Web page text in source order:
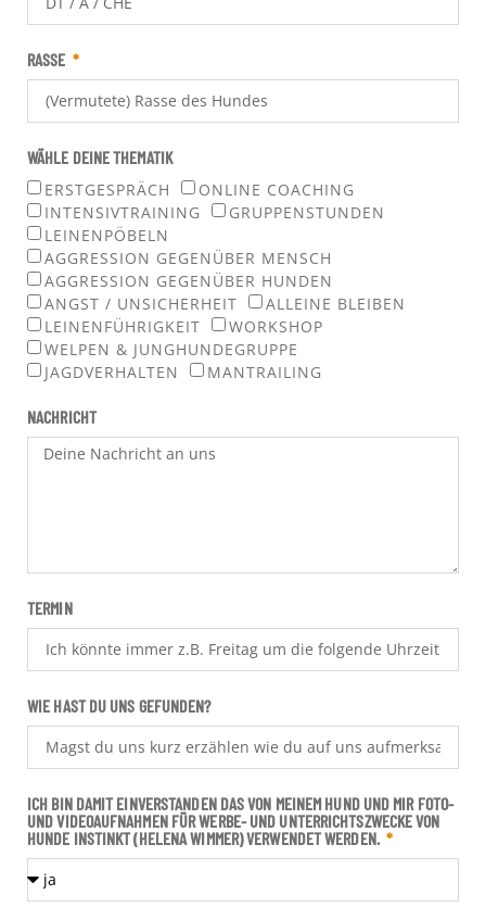
RASSE
WÄHLE DEINE THEMATIK
ERSTGESPRÄCH
ONLINE COACHING
INTENSIVTRAINING
GRUPPENSTUNDEN
LEINENPÖBELN
AGGRESSION GEGENÜBER MENSCH
AGGRESSION GEGENÜBER HUNDEN
ANGST / UNSICHERHEIT
ALLEINE BLEIBEN
LEINENFÜHRIGKEIT
WORKSHOP
WELPEN & JUNGHUNDEGRUPPE
JAGDVERHALTEN
MANTRAILING
NACHRICHT
TERMIN
WIE HAST DU UNS GEFUNDEN?
ICH BIN DAMIT EINVERSTANDEN DAS VON MEINEM HUND UND MIR FOTO-
UND VIDEOAUFNAHMEN FÜR WERBE- UND UNTERRICHTSZWECKE VON
HUNDE INSTINKT (HELENA WIMMER) VERWENDET WERDEN.